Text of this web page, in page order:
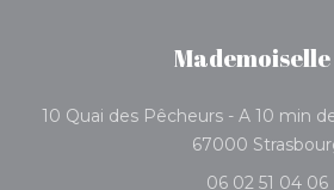
Mademoiselle
10 Quai des Pêcheurs - A 10 min
67000
06 02 51 04 06